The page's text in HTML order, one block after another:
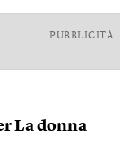
PUBBLICITÀ
La donna